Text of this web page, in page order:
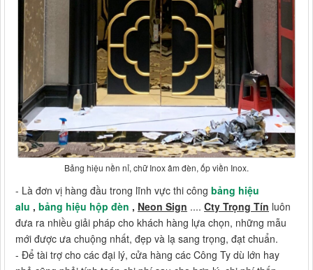
Bảng hiệu nền nỉ, chữ Inox âm đèn, ốp viền Inox.
- Là đơn vị hàng đầu trong lĩnh vực thi công bảng hiệu
alu , bảng hiệu hộp đèn , Neon Sign .... Cty Trọng Tín luôn
đưa ra nhiều giải pháp cho khách hàng lựa chọn, những mẫu
mới được ưa chuộng nhất, đẹp và lạ sang trọng, đạt chuẩn.
- Để tài trợ cho các đại lý, cửa hàng các Công Ty dù lớn hay